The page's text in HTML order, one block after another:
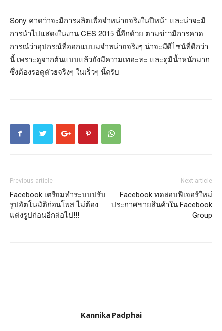
Sony คาดว่าจะมีการผลิตเพื่อจำหน่ายจริงในปีหน้า และน่าจะมี
การนำไปแสดงในงาน CES 2015 นี้อีกด้วย ตามข่าวมีการคาด
การณ์ว่าอุปกรณ์ที่ออกแบบมจำหน่ายจริงๆ น่าจะมีดีไซน์ที่ดีกว่า
นี้ เพราะดูจากต้นแบบแล้วยังมีความเทอะทะ และดูมีน้ำหนักมาก
ซึ่งต้องรอดูตัวยจริงๆ ในเร็วๆ นี้ครับ
Previous article
Facebook เตรียมทำระบบปรับ
รูปอัตโนมัติก่อนโพส ไม่ต้อง
แต่งรูปก่อนอีกต่อไป!!!
Next article
Facebook ทดสอบฟีเจอร์ใหม่
ประกาศขายสินค้าใน Facebook
Group
Kannika Padphai